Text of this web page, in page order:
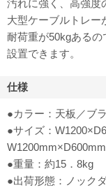
汚れに強く、高強度
大型ケーブルトレー
耐荷重が50kgある
設置できます。
仕様
●カラー：天板／ブ
●サイズ：
●重量：約15．8kg
●出荷形態：ノック